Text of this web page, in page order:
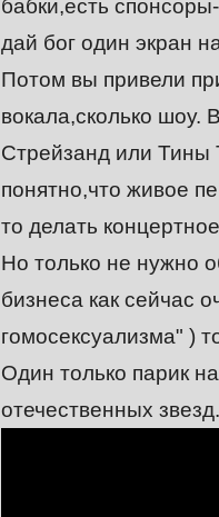
бабки,есть
дай бог один экран
Потом вы привели
вокала,сколько шоу.
Стрейзанд или Тины
понятно,что живое
то делать
Но только не нужно
бизнеса как сейчас
гомосексуализма" )
Один только парик
отечественных